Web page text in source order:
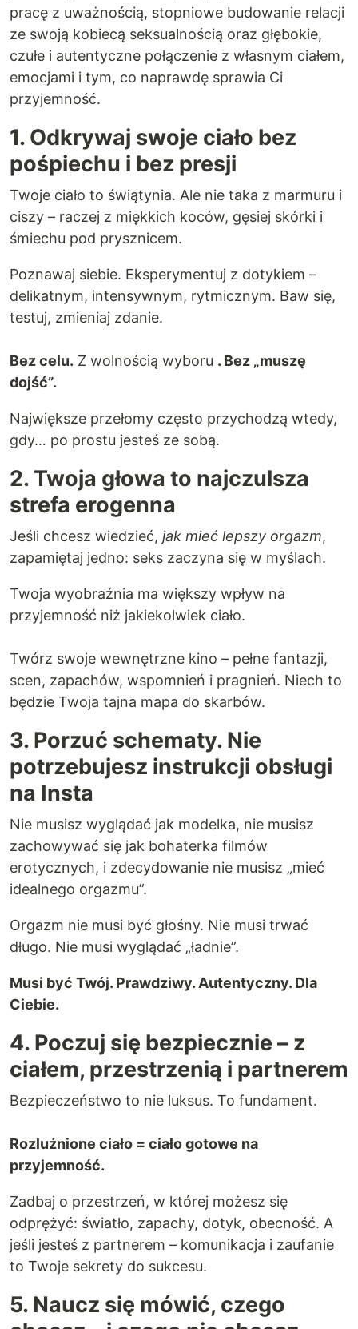
pracę z uważnością, stopniowe budowanie relacji
ze swoją kobiecą seksualnością oraz głębokie,
czułe i autentyczne połączenie z własnym ciałem,
emocjami i tym, co naprawdę sprawia Ci
przyjemność.
1. Odkrywaj swoje ciało bez
pośpiechu i bez presji
Twoje ciało to świątynia. Ale nie taka z marmuru i
ciszy – raczej z miękkich koców, gęsiej skórki i
śmiechu pod prysznicem.
Poznawaj siebie. Eksperymentuj z dotykiem –
delikatnym, intensywnym, rytmicznym. Baw się,
testuj, zmieniaj zdanie.
Bez celu. Z wolnością wyboru . Bez „muszę
dojść”.
Największe przełomy często przychodzą wtedy,
gdy… po prostu jesteś ze sobą.
2. Twoja głowa to najczulsza
strefa erogenna
Jeśli chcesz wiedzieć, jak mieć lepszy orgazm,
zapamiętaj jedno: seks zaczyna się w myślach.
Twoja wyobraźnia ma większy wpływ na
przyjemność niż jakiekolwiek ciało.
Twórz swoje wewnętrzne kino – pełne fantazji,
scen, zapachów, wspomnień i pragnień. Niech to
będzie Twoja tajna mapa do skarbów.
3. Porzuć schematy. Nie
potrzebujesz instrukcji obsługi
na Insta
Nie musisz wyglądać jak modelka, nie musisz
zachowywać się jak bohaterka filmów
erotycznych, i zdecydowanie nie musisz „mieć
idealnego orgazmu”.
Orgazm nie musi być głośny. Nie musi trwać
długo. Nie musi wyglądać „ładnie”.
Musi być Twój. Prawdziwy. Autentyczny. Dla
Ciebie.
4. Poczuj się bezpiecznie – z
ciałem, przestrzenią i partnerem
Bezpieczeństwo to nie luksus. To fundament.
Rozluźnione ciało = ciało gotowe na
przyjemność.
Zadbaj o przestrzeń, w której możesz się
odprężyć: światło, zapachy, dotyk, obecność. A
jeśli jesteś z partnerem – komunikacja i zaufanie
to Twoje sekrety do sukcesu.
5. Naucz się mówić, czego